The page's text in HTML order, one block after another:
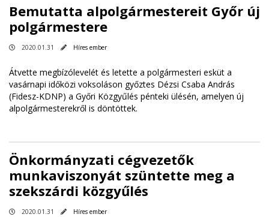
Bemutatta alpolgármestereit Győr új
polgármestere
2020.01.31 Híres ember
Átvette megbízólevelét és letette a polgármesteri esküt a
vasárnapi időközi voksoláson győztes Dézsi Csaba András
(Fidesz-KDNP) a Győri Közgyűlés pénteki ülésén, amelyen új
alpolgármesterekről is döntöttek.
Önkormányzati cégvezetők
munkaviszonyát szüntette meg a
szekszárdi közgyűlés
2020.01.31 Híres ember